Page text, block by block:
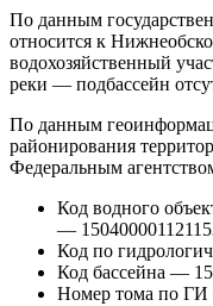
По данным
относится к
водохозяйственный
реки — подбассейн
По данным
районирования
Федеральным
Код водного
—
Код по
Код бассейна —
Номер тома по